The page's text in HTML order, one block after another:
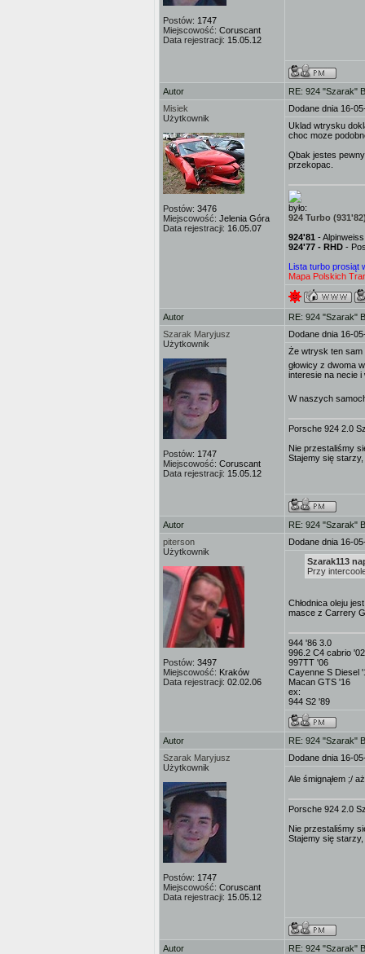
Postów: 1747
Miejscowość: Coruscant
Data rejestracji: 15.05.12
Autor
RE: 924 "Szarak"
Misiek
Użytkownik
Postów: 3476
Miejscowość: Jelenia Góra
Data rejestracji: 16.05.07
Dodane dnia 16-
Uklad wtrysku
choc moze
Qbak jestes
przekopac.
było:
924 Turbo
924'81 -
924'77 - RHD -
Lista turbo prosiąt
Mapa Polskich
Autor
RE: 924 "Szarak"
Szarak Maryjusz
Użytkownik
Postów: 1747
Miejscowość: Coruscant
Data rejestracji: 15.05.12
Dodane dnia 16-
Że wtrysk ten sam
głowicy z dwoma
interesie na necie i
W naszych
Porsche 924 2.0
Nie przestaliśmy
Stajemy się
Autor
RE: 924 "Szarak"
piterson
Użytkownik
Postów: 3497
Miejscowość: Kraków
Data rejestracji: 02.02.06
Dodane dnia 16-
Szarak113
Przy
Chłodnica oleju
masce z Carrery
944 '86 3.0
996.2 C4 cabrio '02
997TT '06
Cayenne S Diesel
Macan GTS '16
ex:
944 S2 '89
Autor
RE: 924 "Szarak"
Szarak Maryjusz
Użytkownik
Postów: 1747
Miejscowość: Coruscant
Data rejestracji: 15.05.12
Dodane dnia 16-
Ale śmignąłem ;/
Porsche 924 2.0
Nie przestaliśmy
Stajemy się
Autor
RE: 924 "Szarak"